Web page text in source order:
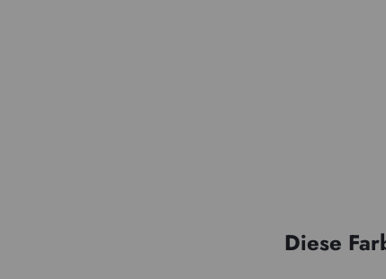
Diese